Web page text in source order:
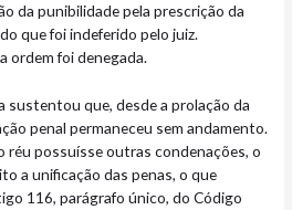
da punibilidade pela prescrição da
que foi indeferido pelo juiz.
ordem foi denegada.
sustentou que, desde a prolação da
penal permaneceu sem andamento.
réu possuísse outras condenações, o
a unificação das penas, o que
116, parágrafo único, do Código